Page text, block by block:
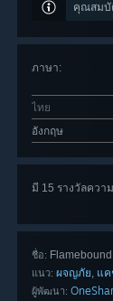
คุณสมบั
ภาษา:
ไทย
อังกฤษ
มี 15 รางวัลควา
ชื่อ: Flamebound
แนว: ผจญภัย, แ
ผู้พัฒนา: